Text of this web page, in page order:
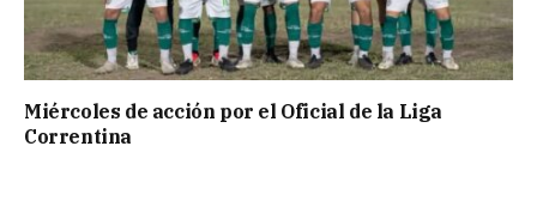
Miércoles de acción por el Oficial de la Liga
Correntina